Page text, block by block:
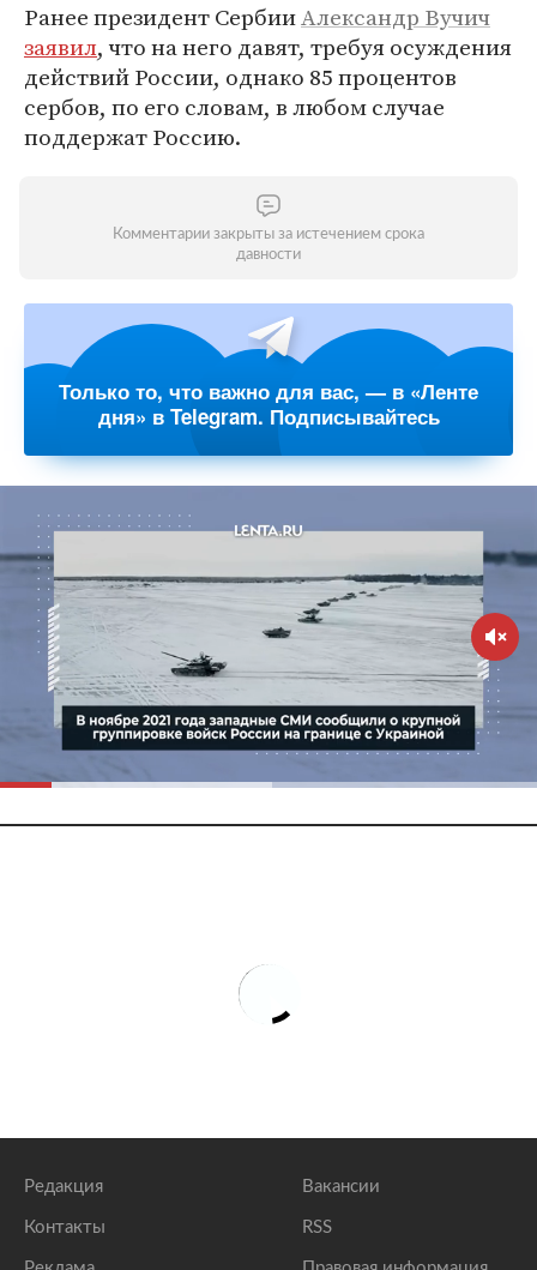
Ранее президент СербииАлександр Вучич
заявил, что на него давят, требуя осуждения
действий России, однако 85 процентов
сербов, по его словам, в любом случае
поддержат Россию.
Комментарии закрыты за истечением срока
давности
Только то, что важно для вас, — в «Ленте
дня» в Telegram. Подписывайтесь
Редакция
Контакты
Вакансии
RSS